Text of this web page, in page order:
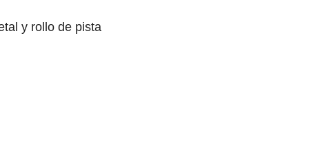
y rollo de pista